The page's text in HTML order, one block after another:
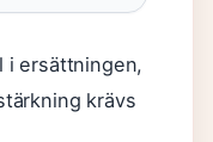
i ersättningen,
krävs